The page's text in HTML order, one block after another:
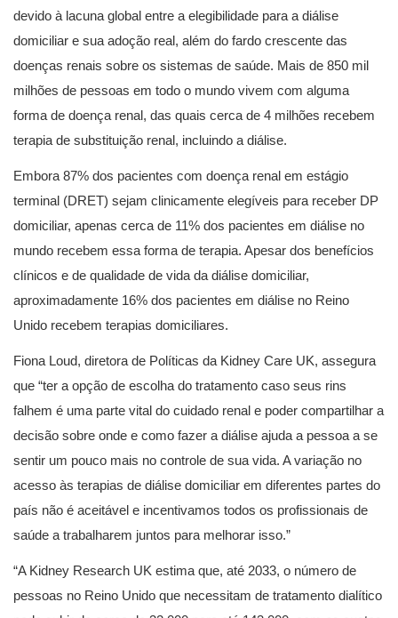
devido à lacuna global entre a elegibilidade para a diálise
domiciliar e sua adoção real, além do fardo crescente das
doenças renais sobre os sistemas de saúde. Mais de 850 mil
milhões de pessoas em todo o mundo vivem com alguma
forma de doença renal, das quais cerca de 4 milhões recebem
terapia de substituição renal, incluindo a diálise.
Embora 87% dos pacientes com doença renal em estágio
terminal (DRET) sejam clinicamente elegíveis para receber DP
domiciliar, apenas cerca de 11% dos pacientes em diálise no
mundo recebem essa forma de terapia. Apesar dos benefícios
clínicos e de qualidade de vida da diálise domiciliar,
aproximadamente 16% dos pacientes em diálise no Reino
Unido recebem terapias domiciliares.
Fiona Loud, diretora de Políticas da Kidney Care UK, assegura
que “ter a opção de escolha do tratamento caso seus rins
falhem é uma parte vital do cuidado renal e poder compartilhar a
decisão sobre onde e como fazer a diálise ajuda a pessoa a se
sentir um pouco mais no controle de sua vida. A variação no
acesso às terapias de diálise domiciliar em diferentes partes do
país não é aceitável e incentivamos todos os profissionais de
saúde a trabalharem juntos para melhorar isso.”
“A Kidney Research UK estima que, até 2033, o número de
pessoas no Reino Unido que necessitam de tratamento dialítico